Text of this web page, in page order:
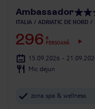
Ambassador
ITALIA ADRIATIC DE NORD
296 €
PERSOANĂ
15.09.2026 -
Mic dejun
zona spa & wellness